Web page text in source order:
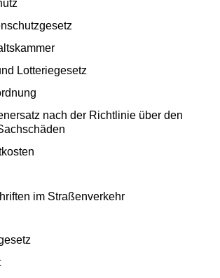
Lotteriegesetz
nach der Richtlinie über den
im Straßenverkehr